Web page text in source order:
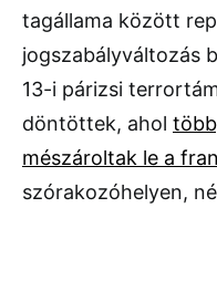
tagállama között
jogszabályváltozás
13-i párizsi
döntöttek, ahol
mészároltak le a
szórakozóhelyen,